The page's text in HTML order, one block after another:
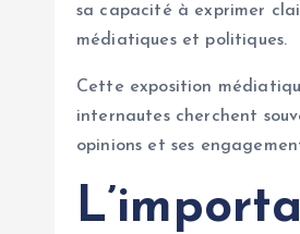
sa capacité à exprimer
médiatiques et politiques.
Cette exposition
internautes cherchent
opinions et ses